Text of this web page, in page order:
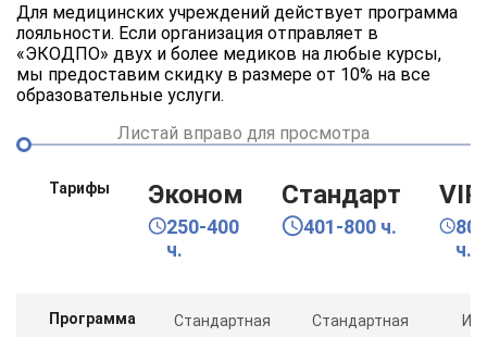
Для медицинских учреждений действует программа
лояльности. Если организация отправляет в
«ЭКОДПО» двух и более медиков на любые курсы,
мы предоставим скидку в размере от 10% на все
образовательные услуги.
Листай вправо для просмотра
Тарифы Эконом
250-400
ч.
Стандарт
401-800 ч.
VIP
ч.
Программа
Стандартная
Стандартная